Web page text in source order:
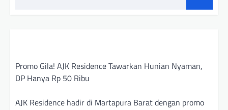
Promo Gila! AJK Residence Tawarkan Hunian Nyaman,
DP Hanya Rp 50 Ribu
AJK Residence hadir di Martapura Barat dengan promo